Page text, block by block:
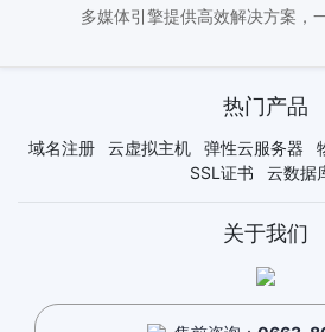
多媒体引擎提供高效解决方案，
热门产品
域名注册 云虚拟主机 弹性云服务器
SSL证书
云数据
关于我们